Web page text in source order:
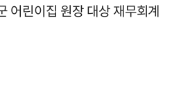
린이집 원장 대상 재무회계